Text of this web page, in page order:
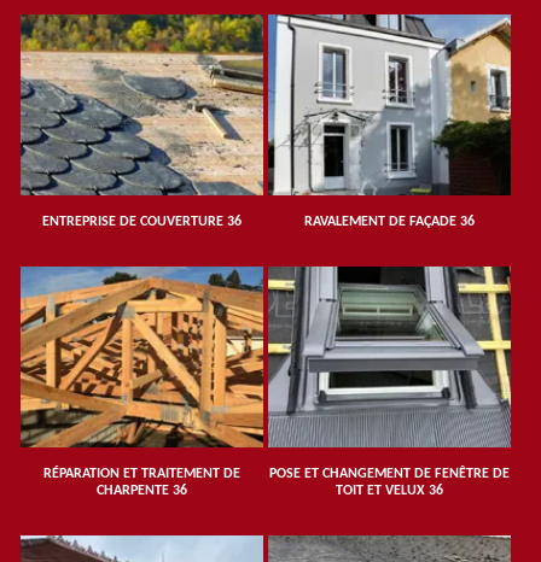
ENTREPRISE DE COUVERTURE 36 RAVALEMENT DE FAÇADE 36
RÉPARATION ET TRAITEMENT DE
CHARPENTE 36
POSE ET CHANGEMENT DE FENÊTRE DE
TOIT ET VELUX 36